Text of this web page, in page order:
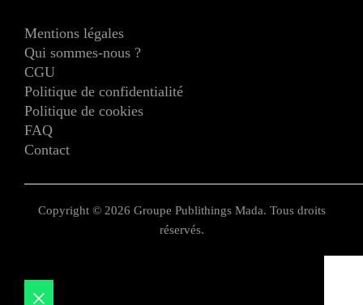
Mentions légales
Qui sommes-nous ?
CGU
Politique de confidentialité
Politique de cookies
FAQ
Contact
Copyright © 2026 Groupe Publithings Mada. Tous droits
réservés.